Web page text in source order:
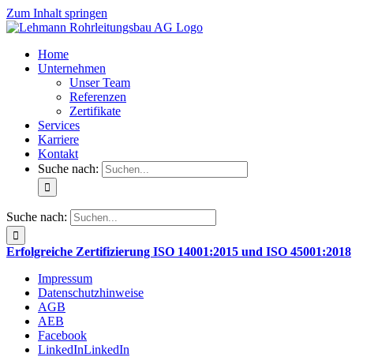
Zum Inhalt springen
Home
Unternehmen
Unser Team
Referenzen
Zertifikate
Services
Karriere
Kontakt
Suche nach:
Suche nach:
Erfolgreiche Zertifizierung ISO 14001:2015 und ISO 45001:2018
Impressum
Datenschutzhinweise
AGB
AEB
Facebook
LinkedInLinkedIn